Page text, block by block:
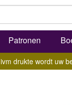
Patronen
ivm drukte wordt uw